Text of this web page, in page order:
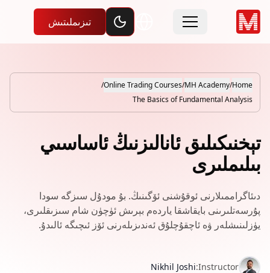
Toggle dark mode
تىزىملىتىش
Home
/
MH Academy
/
Online Trading Courses
/
The Basics of Fundamental Analysis
تېخنىكىلىق ئانالىزنىڭ ئاساسىي
بىلىملىرى
دىئاگراممىلارنى ئوقۇشنى ئۆگىنىڭ. بۇ مودۇل سىزگە سودا
پۇرسەتلىرىنى بايقاشقا ياردەم بېرىش ئۈچۈن شام سىزىقلىرى،
يۈزلىنىشلەر ۋە ئاچقۇچلۇق ئەندىزىلەرنى ئۆز ئىچىگە ئالىدۇ.
Instructor
:
Nikhil Joshi